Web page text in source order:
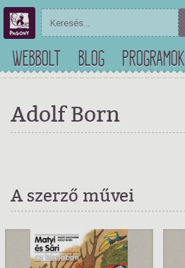
WEBBOLT BLOG PROGRAMOK
Adolf Born
A szerző művei